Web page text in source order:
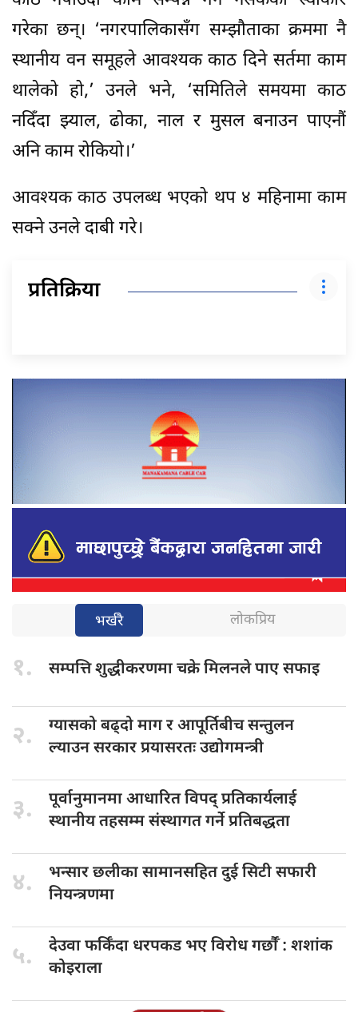
गरेका छन्। ‘नगरपालिकासँग सम्झौताका क्रममा नै
स्थानीय वन समूहले आवश्यक काठ दिने सर्तमा काम
थालेको हो,’ उनले भने, ‘समितिले समयमा काठ
नदिँदा झ्याल, ढोका, नाल र मुसल बनाउन पाएनौं
अनि काम रोकियो।’
आवश्यक काठ उपलब्ध भएको थप ४ महिनामा काम
सक्ने उनले दाबी गरे।
प्रतिक्रिया
भर्खरै लोकप्रिय
१. सम्पत्ति शुद्धीकरणमाचक्रे मिलनले पाए सफाइ
२. ग्यासको बढ्दोमाग र आपूर्तिबीच सन्तुलन
ल्याउन सरकार प्रयासरतः उद्योगमन्त्री
३. पूर्वानुमानमा आधारितविपद् प्रतिकार्यलाई
स्थानीय तहसम्म संस्थागत गर्ने प्रतिबद्धता
४. भन्सार छलीकासामानसहित दुई सिटी सफारी
नियन्त्रणमा
५. देउवा फर्किँदा धरपकड भए विरोध गर्छौँं : शशांक
कोइराला